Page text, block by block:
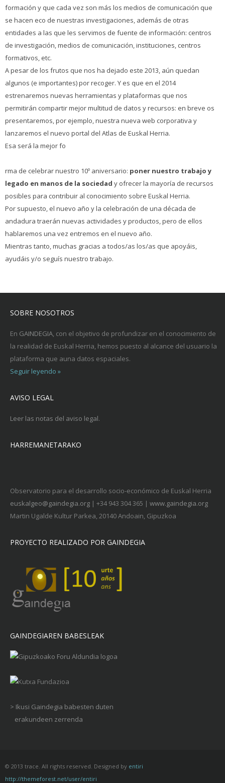
formación y que cada vez son más los medios de comunicación que
se hacen eco de nuestras investigaciones, además de otras
entidades a las que les servimos de fuente de información: centros
de investigación, medios de comunicación, instituciones, centros
formativos, etc.
A pesar de los frutos que nos ha dejado este 2013, aún quedan
algunos (e importantes) por recoger. Y es que en el 2014
estrenaremos nuevas herramientas y plataformas que nos
permitirán compartir mejor multitud de datos y recursos: en breve os
presentaremos, por ejemplo, nuestra nueva web corporativa y
lanzaremos el nuevo portal del Atlas de Euskal Herria.
Esa será la mejor fo
rma de celebrar nuestro 10º aniversario: poner nuestro trabajo y
legado en manos de la sociedad y ofrecer la mayoría de recursos
posibles para contribuir al conocimiento sobre Euskal Herria.
Por supuesto, el nuevo año y la celebración de una década de
andadura traerán nuevas actividades y productos, pero de ellos
hablaremos una vez entremos en el nuevo año.
Mientras tanto, muchas gracias a todos/as los/as que apoyáis,
ayudáis y/o seguís nuestro trabajo.
SOBRE NOSOTROS
En GAINDEGIA, con el objetivo de profundizar en el conocimiento de
la realidad de Euskal Herria, hemos puesto al alcance del usuario la
plataforma que auna datos espaciales.
Seguir leyendo »
AVISO LEGAL
Leer las notas del aviso legal.
HARREMANETARAKO
Observatorio para el desarrollo socio-económico de Euskal Herria
euskalgeo@gaindegia.org | +34 943 304 365 | www.gaindegia.org
Martin Ugalde Kultur Parkea, 20140 Andoain, Gipuzkoa
PROYECTO REALIZADO POR GAINDEGIA
GAINDEGIAREN BABESLEAK
> Ikusi Gaindegia babesten duten
erakundeen zerrenda
© 2013 trace. All rights reserved. Designed by entiri
http://themeforest.net/user/entiri